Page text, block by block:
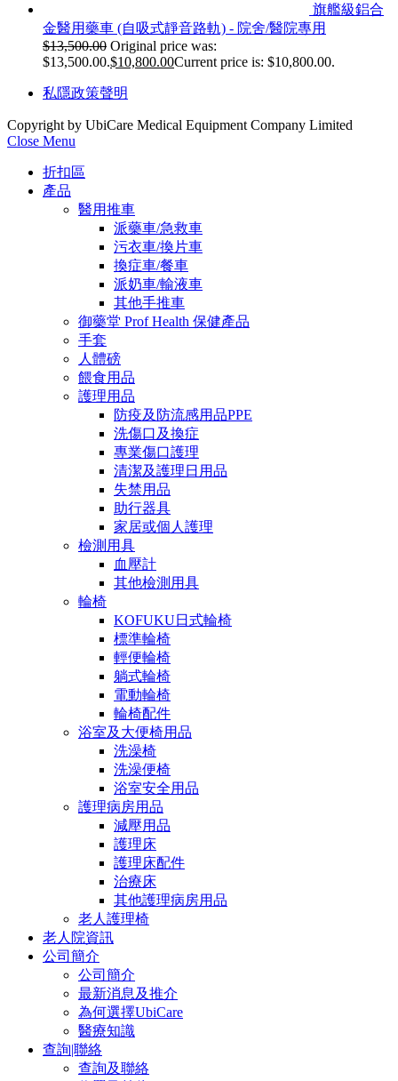
旗艦級鋁合
金醫用藥車 (自吸式靜音路軌) - 院舍/醫院專用
$13,500.00 Original price was:
$13,500.00.$10,800.00Current price is: $10,800.00.
私隱政策聲明
Copyright by UbiCare Medical Equipment Company Limited
Close Menu
折扣區
產品
醫用推車
派藥車/急救車
污衣車/換片車
換症車/餐車
派奶車/輸液車
其他手推車
御藥堂 Prof Health 保健產品
手套
人體磅
餵食用品
護理用品
防疫及防流感用品PPE
洗傷口及換症
專業傷口護理
清潔及護理日用品
失禁用品
助行器具
家居或個人護理
檢測用具
血壓計
其他檢測用具
輪椅
KOFUKU日式輪椅
標準輪椅
輕便輪椅
躺式輪椅
電動輪椅
輪椅配件
浴室及大便椅用品
洗澡椅
洗澡便椅
浴室安全用品
護理病房用品
減壓用品
護理床
護理床配件
治療床
其他護理病房用品
老人護理椅
老人院資訊
公司簡介
公司簡介
最新消息及推介
為何選擇UbiCare
醫療知識
查詢|聯絡
查詢及聯絡